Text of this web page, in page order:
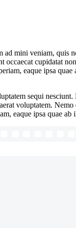
mini veniam, quis
cupidatat
eaque ipsa
sequi
voluptatem.
eaque ipsa quae